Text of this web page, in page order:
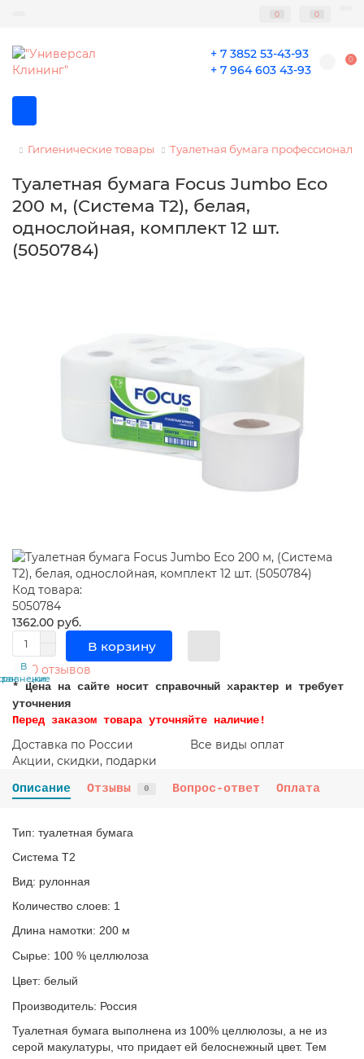
0 0
+ 7 3852 53-43-93
+ 7 964 603 43-93
0
Гигиенические товары Туалетная бумага
Туалетная бумага Focus Jumbo Eco
200 м, (Система T2), белая,
однослойная, комплект 12 шт.
(5050784)
Код товара:
5050784
1362.00 руб.
В корзину
В
закладки
В 0 отзывов
* Цена на сайте носит справочный характер и требует
уточнения
Перед заказом товара уточняйте наличие!
Доставка по России
Все виды оплат
Акции, скидки, подарки
Описание
Отзывы 0 Вопрос-ответ Оплата
Тип: туалетная бумага
Система T2
Вид: рулонная
Количество слоев: 1
Длина намотки: 200 м
Сырье: 100 % целлюлоза
Цвет: белый
Производитель: Россия
Туалетная бумага выполнена из 100% целлюлозы, а не из
серой макулатуры, что придает ей белоснежный цвет. Тем